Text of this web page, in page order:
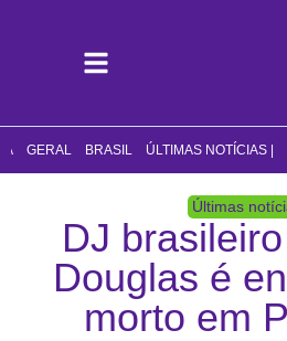
GERAL BRASIL ÚLTIMAS NOTÍCIAS |
Últimas
DJ
Douglas é
morto em